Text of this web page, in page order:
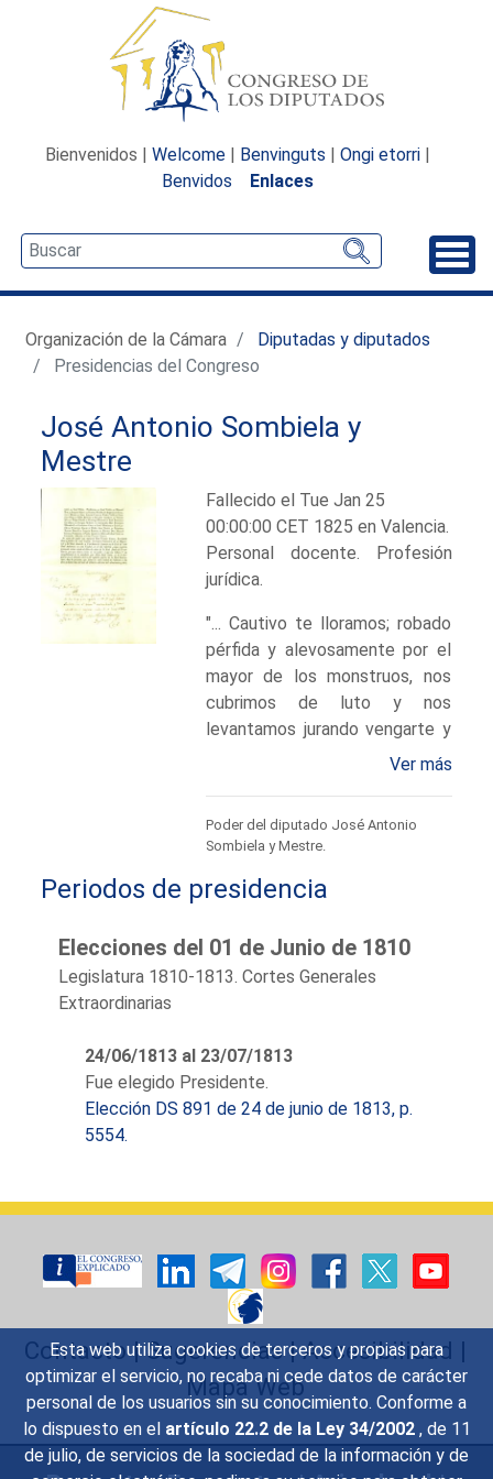
Esta web utiliza cookies de terceros y propias para
optimizar el servicio, no recaba ni cede datos de carácter
personal de los usuarios sin su conocimiento. Conforme a
lo dispuesto en el artículo 22.2 de la Ley 34/2002 , de 11
de julio, de servicios de la sociedad de la información y de
Bienvenidos | Welcome | Benvinguts | Ongi etorri |
Benvidos
Enlaces
Organización de la Cámara
Diputadas y diputados
Presidencias del Congreso
José Antonio Sombiela y
Mestre
Fallecido el Tue Jan 25
00:00:00 CET 1825 en Valencia.
Personal docente. Profesión
jurídica.
"... Cautivo te lloramos; robado
pérfida y alevosamente por el
mayor de los monstruos, nos
cubrimos de luto y nos
levantamos jurando vengarte y
derramar hasta la última gota
heroycos valencianos te están
dando continuos testimonios
de esta verdad y una muestra
los pueblos, porque todos los
pueblos son tuyos..." (Lucindo al
soberano repetidas veces
antes que los de Cádiz soñasen
en regalarle la Corona).
El diputado que preside las
seguidor a ultranza de las
Borrull. El "Lucindo" era un
periódico de Valencia publicado
en 1814, redactado por Justo
salieron siete números; el
citado corresponde al número
dos y es el que hace referencia
al cautiverio de Fernando VII.
También existía otro periódico
Ver más
Poder del diputado José Antonio
Sombiela y Mestre.
Periodos de presidencia
Elecciones del 01 de Junio de 1810
Legislatura 1810-1813. Cortes Generales
Extraordinarias
24/06/1813 al 23/07/1813
Fue elegido Presidente.
Elección DS 891 de 24 de junio de 1813, p.
5554.
Contacto|Sugerencias|Accesibilidad |
Mapa Web